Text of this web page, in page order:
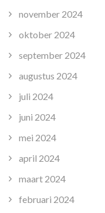
november 2024
oktober 2024
september 2024
augustus 2024
juli 2024
juni 2024
mei 2024
april 2024
maart 2024
februari 2024